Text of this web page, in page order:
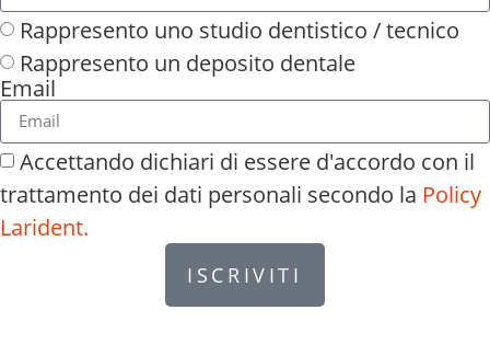
Rappresento uno studio dentistico / tecnico
Rappresento un deposito dentale
Email
Accettando dichiari di essere d'accordo con il
trattamento dei dati personali secondo la Policy
Larident.
ISCRIVITI